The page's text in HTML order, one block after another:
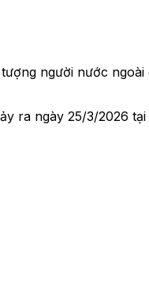
người nước
ra ngày 25/3/2026